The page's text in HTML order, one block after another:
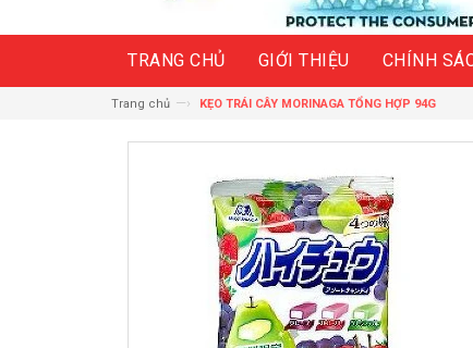
TRANG CHỦ GIỚI THIỆU CHÍNH
Trang chủ —› KẸO TRÁI CÂY MORINAGA TỔNG HỢP 94G